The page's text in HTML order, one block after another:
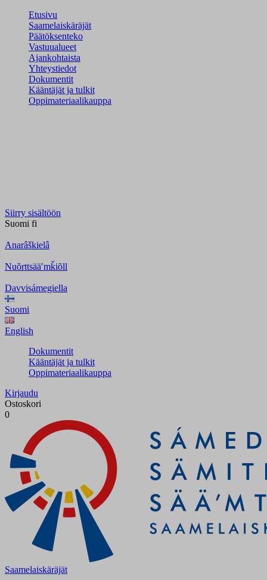
Etusivu
Saamelaiskäräjät
Päätöksenteko
Vastuualueet
Ajankohtaista
Yhteystiedot
Dokumentit
Kääntäjät ja tulkit
Oppimateriaalikauppa
Siirry sisältöön
Suomi fi
Anarâškielâ
Nuõrttsääʹmǩiõll
Davvisámegiella
Suomi
English
Dokumentit
Kääntäjät ja tulkit
Oppimateriaalikauppa
Kirjaudu
Ostoskori
0
Saamelaiskäräjät